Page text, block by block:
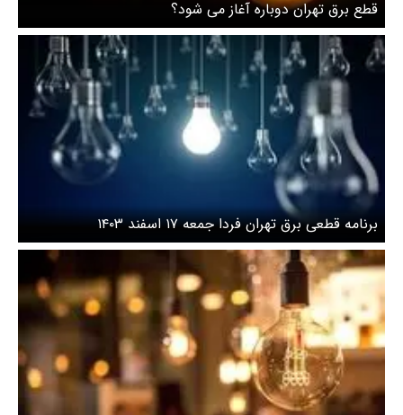
قطع برق تهران دوباره آغاز می شود؟
برنامه قطعی برق تهران فردا جمعه ۱۷ اسفند ۱۴۰۳